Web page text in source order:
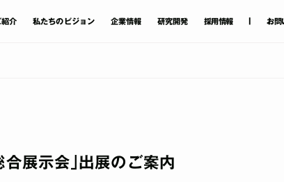
紹介 私たちのビジョン 企業情報 研究開発 採用情報 お問
展示会｣出展のご案内